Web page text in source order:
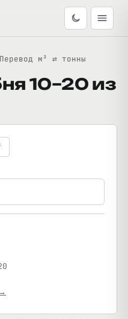
Перевод м³ ⇄ тонны
10–20 из